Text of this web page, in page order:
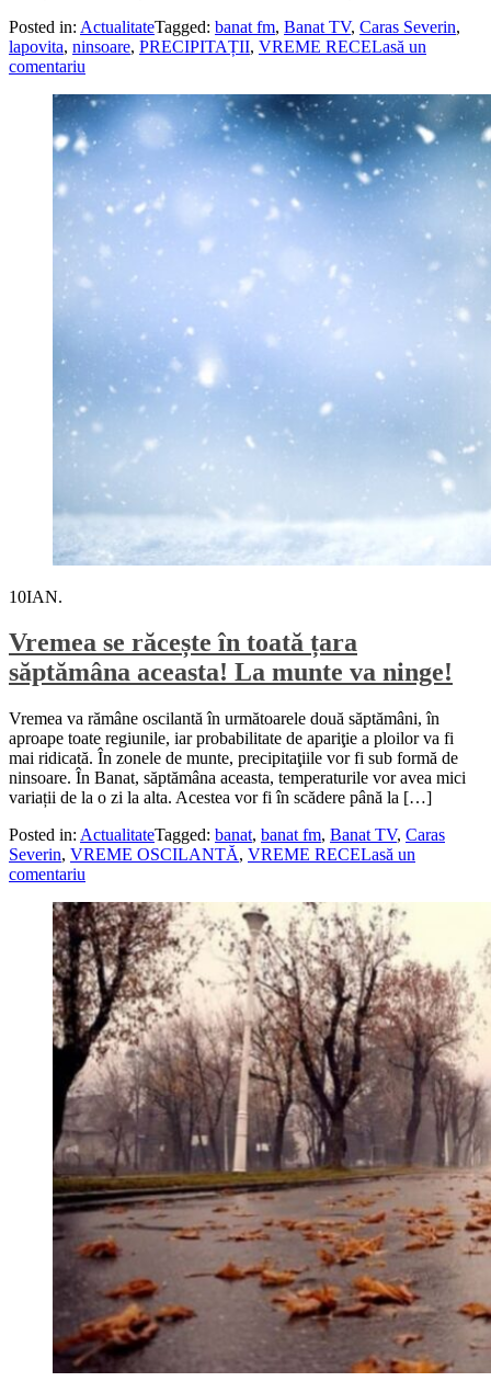
Posted in: ActualitateTagged: banat fm, Banat TV, Caras Severin,
lapovita, ninsoare, PRECIPITAȚII, VREME RECELasă un
comentariu
10IAN.
Vremea se răcește în toată țara
săptămâna aceasta! La munte va ninge!
Vremea va rămâne oscilantă în următoarele două săptămâni, în
aproape toate regiunile, iar probabilitate de apariţie a ploilor va fi
mai ridicată. În zonele de munte, precipitaţiile vor fi sub formă de
ninsoare. În Banat, săptămâna aceasta, temperaturile vor avea mici
variații de la o zi la alta. Acestea vor fi în scădere până la […]
Posted in: ActualitateTagged: banat, banat fm, Banat TV, Caras
Severin, VREME OSCILANTĂ, VREME RECELasă un
comentariu